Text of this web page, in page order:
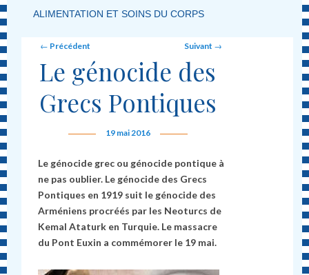
ALIMENTATION ET SOINS DU CORPS
Post navigation
← Précédent Suivant →
Le génocide des
Grecs Pontiques
19 mai 2016
Le génocide grec ou génocide pontique à
ne pas oublier. Le génocide des Grecs
Pontiques en 1919 suit le génocide des
Arméniens procréés par les Neoturcs de
Kemal Ataturk en Turquie. Le massacre
du Pont Euxin a commémorer le 19 mai.